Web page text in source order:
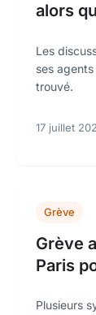
alors
Les
ses
trouvé.
17 juillet
Grève
Grève
Paris
Plusieurs